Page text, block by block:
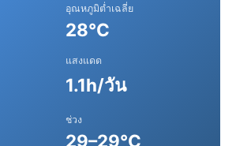
อุณหภูมิต่ำเฉลี่ย
28°C
แสงแดด
1.1h/วัน
ช่วง
29–29°C